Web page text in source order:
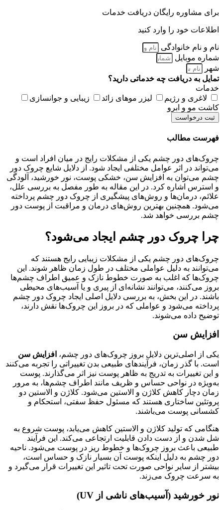
برای مشاوره رایگان دریافت خدمات
اطلاعات خود را وارد کنید
نام و نام خانوادگی
شماره موبایل
شهر
تمایل به دریافت چه خدماتی دارید؟
خدمات
لاغری و رژیم
لیزر موهای زائد
زیبایی و جوانسازی
کاشت مو و ابرو
ثبت درخواست
فهرست مطالب
چروک‌های دور چشم یکی از مشکلات رایج در میان افراد است و
می‌تواند در اثر عوامل مختلفی ایجاد شود. از دلایل شایع چروک دور
چشم می‌توان به افزایش سن، خشکی پوست، نور خورشید، آلودگی
و استرس اشاره کرد. در این مقاله به طور مفصل به بررسی علل،
علائم، درمان‌ها و روش‌های پیشگیری از چروک دور چشم پرداخته
می‌شود. همچنین بهترین روش‌های درمان و مراقبت از پوست دور
چشم بررسی خواهد شد.
چرا چروک دور چشم ایجاد می‌شود؟
چروک‌های دور چشم یکی از مشکلات زیبایی رایج هستند که
می‌توانند به دلیل عواملی مختلف در طول زمان ظاهر شوند. این
چروک‌ها که اغلب به صورت خطوط نازک و عمیق اطراف چشم‌ها
بروز می‌کنند، می‌توانند نشانه‌ای از پیری و یا آسیب‌های محیطی
باشند. در این بخش، به بررسی دلایل اصلی ایجاد چروک دور چشم
پرداخته می‌شود و عواملی که در بروز این چروک‌ها نقش دارند،
توضیح داده می‌شوند.
افزایش سن
یکی از اصلی‌ترین دلایل بروز چروک‌های دور چشم، افزایش سن
است. با گذر زمان، فرآیندهای طبیعی بدن تغییراتی را تجربه می‌کنند
و این تغییرات به تدریج به ظاهر پوست نیز اثر می‌گذارند. پوست
به‌ویژه در نواحی حساس و ظریف مانند اطراف چشم‌ها، به مرور
زمان دچار کاهش کلاژن و الاستین می‌شود. کلاژن و الاستین دو
پروتئین ساختاری هستند که مسئول حفظ سفتی، استحکام و
کشسانی پوست می‌باشند.
هنگامی که تولید کلاژن و الاستین کاهش می‌یابد، پوست شروع به
شل شدن و از دست دادن قابلیت ارتجاعی می‌کند. این فرآیند
طبیعی باعث بروز چروک‌ها و خطوط ریز در پوست می‌شود. ناحیه
دور چشم به دلیل اینکه پوست آن بسیار نازک و حساس است،
بیشتر از سایر نواحی صورت تحت تاثیر این تغییرات قرار می‌گیرد و
به سرعت چروک می‌زند.
نور خورشید (آسیب‌های ناشی از UV)